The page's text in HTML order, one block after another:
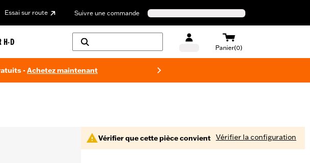
Essai sur route Suivre une commande
H-D
Panier(0)
-Achetez maintenant
Vérifier que cette pièce convient Vérifier la configuration